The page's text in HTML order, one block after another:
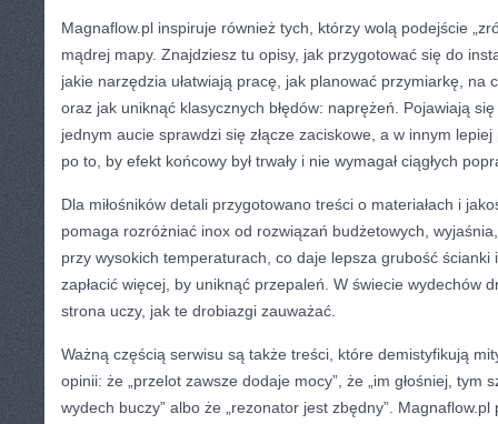
Magnaflow.pl inspiruje również tych, którzy wolą podejście
mądrej mapy. Znajdziesz tu opisy, jak przygotować się do
jakie narzędzia ułatwiają pracę, jak planować przymiarkę, na
oraz jak uniknąć klasycznych błędów: naprężeń. Pojawiają
jednym aucie sprawdzi się złącze zaciskowe, a w innym
po to, by efekt końcowy był trwały i nie wymagał ciągłych
Dla miłośników detali przygotowano treści o materiałach i
pomaga rozróżniać inox od rozwiązań budżetowych,
przy wysokich temperaturach, co daje lepsza grubość ścianki
zapłacić więcej, by uniknąć przepaleń. W świecie wydechów
strona uczy, jak te drobiazgi zauważać.
Ważną częścią serwisu są także treści, które demistyfikują
opinii: że „przelot zawsze dodaje mocy”, że „im głośniej, tym
wydech buczy” albo że „rezonator jest zbędny”.